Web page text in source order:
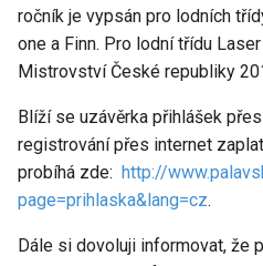
ročník je vypsán pro lodních
one a Finn. Pro lodní třídu
Mistrovství České republiky
Blíží se uzávěrka přihlášek
registrování přes internet
probíhá zde: http://
page=prihlaska&lang=cz.
Dále si dovoluji informovat, že